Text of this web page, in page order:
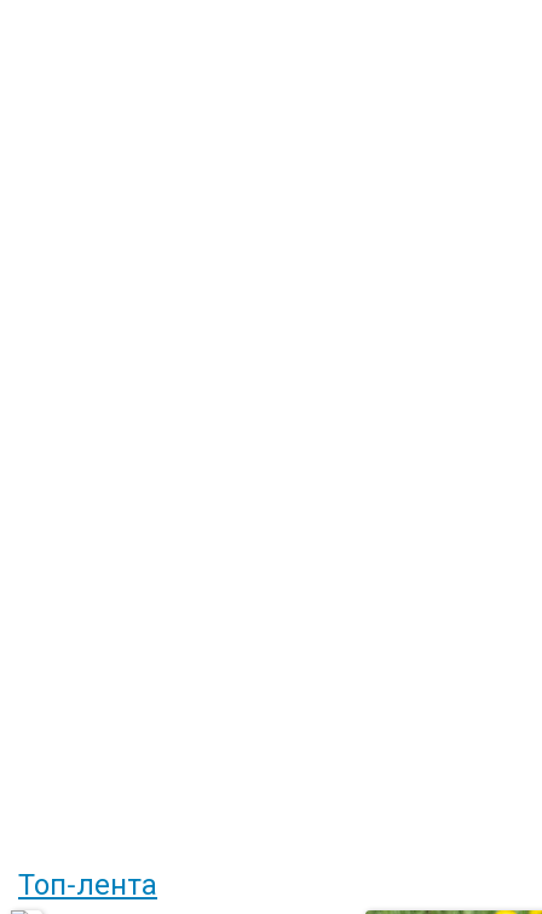
Топ-лента